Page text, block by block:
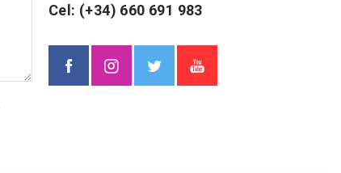
Cel: (+34) 660 691 983